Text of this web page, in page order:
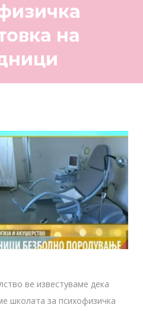
на
ве известуваме дека
школата за психофизичка